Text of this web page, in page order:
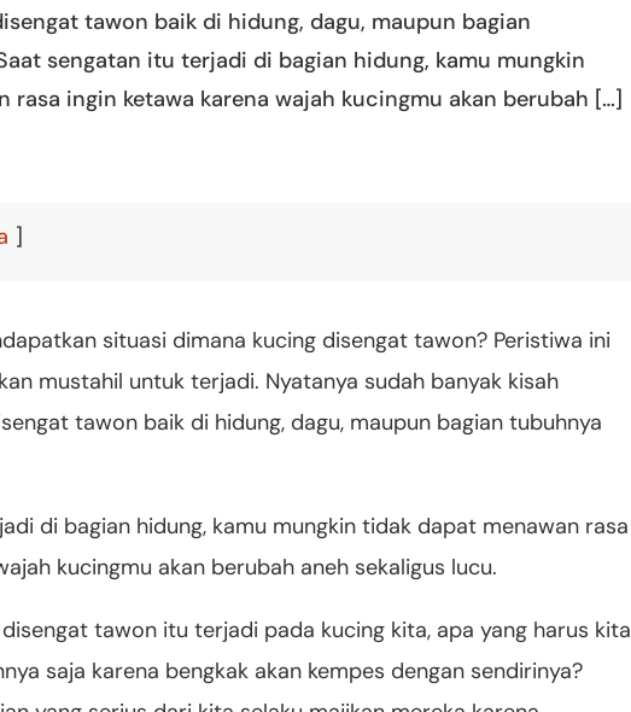
tawon baik di hidung, dagu, maupun bagian
sengatan itu terjadi di bagian hidung, kamu mungkin
rasa ingin ketawa karena wajah kucingmu akan berubah […]
situasi dimana kucing disengat tawon? Peristiwa ini
mustahil untuk terjadi. Nyatanya sudah banyak kisah
tawon baik di hidung, dagu, maupun bagian tubuhnya
di bagian hidung, kamu mungkin tidak dapat menawan rasa
kucingmu akan berubah aneh sekaligus lucu.
tawon itu terjadi pada kucing kita, apa yang harus kita
saja karena bengkak akan kempes dengan sendirinya?